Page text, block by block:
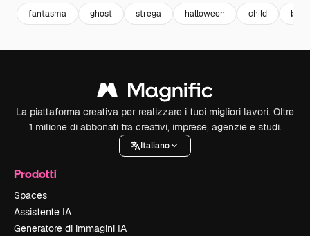
fantasma ghost strega halloween child
La piattaforma creativa per realizzare i tuoi migliori lavori. Oltre
1 milione di abbonati tra creativi, imprese, agenzie e studi.
Italiano
Prodotti
Spaces
Assistente IA
Generatore di immagini IA